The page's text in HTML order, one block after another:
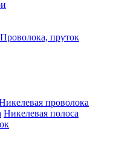
Проволока, пруток
проволока
Никелевая полоса